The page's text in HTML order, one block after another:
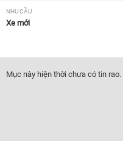
NHU CẦU
Xe mới
Supper Carry Van
GIÁ XE
Mục này hiện thời chưa có tin rao.